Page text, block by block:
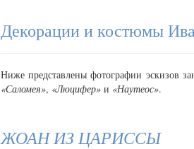
Декорации и костюмы
Ниже представлены фотографии эскизов
«Саломея», «Люцифер» и «Наутеос».
ЖОАН ИЗ ЦАРИССЫ